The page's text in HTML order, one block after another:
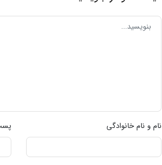
نام و نام خانوادگی